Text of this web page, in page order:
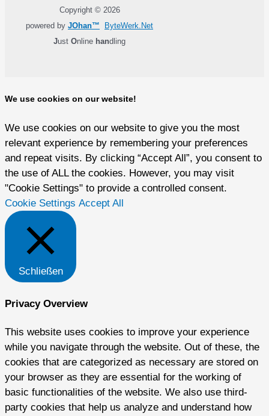
Copyright © 2026
powered by JOhan™
ByteWerk.Net
Just Online handling
We use cookies on our website!
We use cookies on our website to give you the most
relevant experience by remembering your preferences
and repeat visits. By clicking “Accept All”, you consent to
the use of ALL the cookies. However, you may visit
"Cookie Settings" to provide a controlled consent.
Cookie Settings Accept All
Schließen
Privacy Overview
This website uses cookies to improve your experience
while you navigate through the website. Out of these, the
cookies that are categorized as necessary are stored on
your browser as they are essential for the working of
basic functionalities of the website. We also use third-
party cookies that help us analyze and understand how